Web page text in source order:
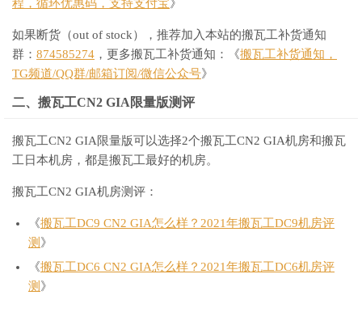
程，循环优惠码，支持支付宝》
如果断货（out of stock），推荐加入本站的搬瓦工补货通知
群： 874585274 ，更多搬瓦工补货通知：《搬瓦工补货通知，
TG频道/QQ群/邮箱订阅/微信公众号》
二、搬瓦工CN2 GIA限量版测评
搬瓦工CN2 GIA限量版可以选择2个搬瓦工CN2 GIA机房和搬瓦
工日本机房，都是搬瓦工最好的机房。
搬瓦工CN2 GIA机房测评：
《搬瓦工DC9 CN2 GIA怎么样？2021年搬瓦工DC9机房评
测 》
《搬瓦工DC6 CN2 GIA怎么样？2021年搬瓦工DC6机房评
测 》